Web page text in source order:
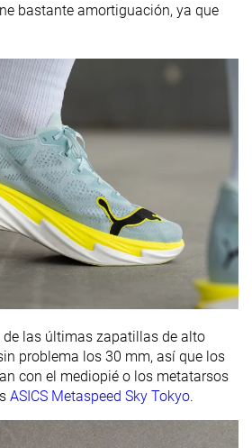
bastante amortiguación, ya que
de las últimas zapatillas de alto
problema los 30 mm, así que los
con el mediopié o los metatarsos
ASICS Metaspeed Sky Tokyo.